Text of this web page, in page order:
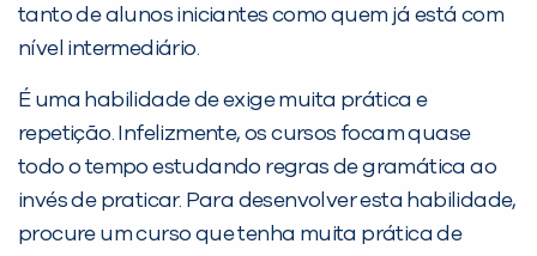
tanto de alunos iniciantes como quem já está com
nível intermediário.
É uma habilidade de exige muita prática e
repetição. Infelizmente, os cursos focam quase
todo o tempo estudando regras de gramática ao
invés de praticar. Para desenvolver esta habilidade,
procure um curso que tenha muita prática de